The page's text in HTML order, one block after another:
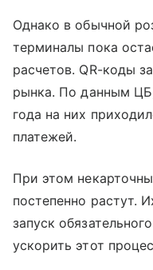
Однако в обычной
терминалы пока
расчетов. QR-коды
рынка. По данным
года на них
платежей.
При этом
постепенно растут.
запуск
ускорить этот